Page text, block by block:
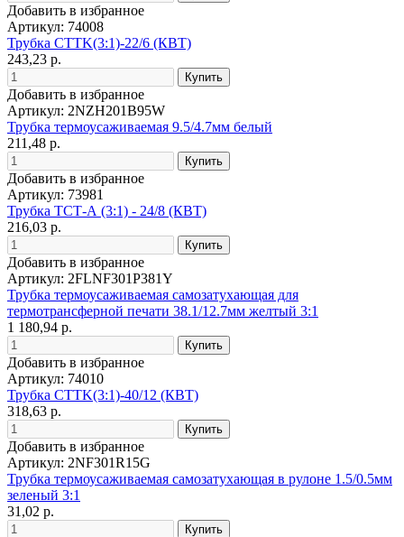
Добавить в избранное
Артикул: 74008
Трубка CTTK(3:1)-22/6 (КВТ)
243,23 р.
Добавить в избранное
Артикул: 2NZH201B95W
Трубка термоусаживаемая 9.5/4.7мм белый
211,48 р.
Добавить в избранное
Артикул: 73981
Трубка ТСТ-А (3:1) - 24/8 (КВТ)
216,03 р.
Добавить в избранное
Артикул: 2FLNF301P381Y
Трубка термоусаживаемая самозатухающая для
термотрансферной печати 38.1/12.7мм желтый 3:1
1 180,94 р.
Добавить в избранное
Артикул: 74010
Трубка CTTK(3:1)-40/12 (КВТ)
318,63 р.
Добавить в избранное
Артикул: 2NF301R15G
Трубка термоусаживаемая самозатухающая в рулоне 1.5/0.5мм
зеленый 3:1
31,02 р.